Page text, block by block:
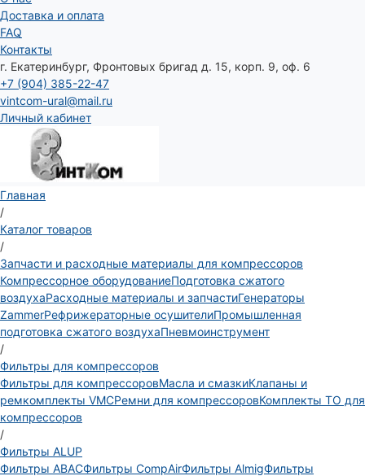
Доставка и оплата
FAQ
Контакты
г. Екатеринбург, Фронтовых бригад д. 15, корп. 9, оф. 6
+7 (904) 385-22-47
vintcom-ural@mail.ru
Личный кабинет
Главная
/
Каталог товаров
/
Запчасти и расходные материалы для компрессоров
Компрессорное оборудованиеПодготовка сжатого
воздухаРасходные материалы и запчастиГенераторы
ZammerРефрижераторные осушителиПромышленная
подготовка сжатого воздухаПневмоинструмент
/
Фильтры для компрессоров
Фильтры для компрессоровМасла и смазкиКлапаны и
ремкомплекты VMCРемни для компрессоровКомплекты ТО для
компрессоров
/
Фильтры ALUP
Фильтры ABACФильтры CompAirФильтры AlmigФильтры